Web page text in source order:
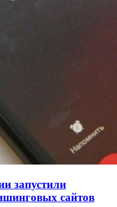
стартует
Волго‑Донской
пройдёт
единства народов
запустили
сайтов